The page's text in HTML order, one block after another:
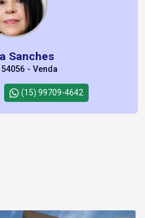
Sanches
- Venda
(15) 99709-4642